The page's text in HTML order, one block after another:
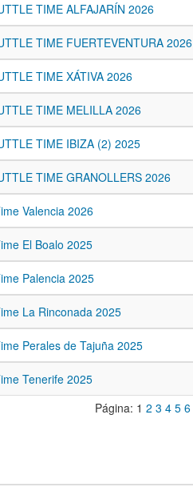
TIME ALFAJARÍN 2026
TIME FUERTEVENTURA 2026
TIME XÁTIVA 2026
TIME MELILLA 2026
TIME IBIZA (2) 2025
TIME GRANOLLERS 2026
Valencia 2026
El Boalo 2025
Palencia 2025
La Rinconada 2025
Perales de Tajuña 2025
Tenerife 2025
Página: 1 2 3 4 5 6